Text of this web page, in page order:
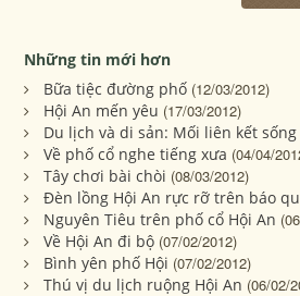
Những tin mới hơn
Bữa tiệc đường phố (12/03/2012)
Hội An mến yêu (17/03/2012)
Du lịch và di sản: Mối liên kết
Về phố cổ nghe tiếng xưa (04/04/
Tây chơi bài chòi (08/03/2012)
Đèn lồng Hội An rực rỡ trên báo
Nguyên Tiêu trên phố cổ Hội An
Về Hội An đi bộ (07/02/2012)
Bình yên phố Hội (07/02/2012)
Thú vị du lịch ruộng Hội An (06/02/